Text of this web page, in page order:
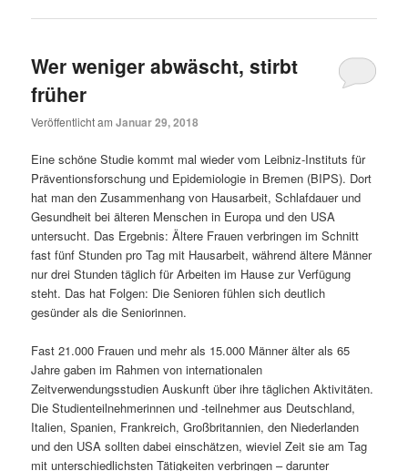
Wer weniger abwäscht, stirbt
früher
Veröffentlicht amJanuar 29, 2018
Eine schöne Studie kommt mal wieder vom Leibniz-Instituts für
Präventionsforschung und Epidemiologie in Bremen (BIPS). Dort
hat man den Zusammenhang von Hausarbeit, Schlafdauer und
Gesundheit bei älteren Menschen in Europa und den USA
untersucht. Das Ergebnis: Ältere Frauen verbringen im Schnitt
fast fünf Stunden pro Tag mit Hausarbeit, während ältere Männer
nur drei Stunden täglich für Arbeiten im Hause zur Verfügung
steht. Das hat Folgen: Die Senioren fühlen sich deutlich
gesünder als die Seniorinnen.
Fast 21.000 Frauen und mehr als 15.000 Männer älter als 65
Jahre gaben im Rahmen von internationalen
Zeitverwendungsstudien Auskunft über ihre täglichen Aktivitäten.
Die Studienteilnehmerinnen und -teilnehmer aus Deutschland,
Italien, Spanien, Frankreich, Großbritannien, den Niederlanden
und den USA sollten dabei einschätzen, wieviel Zeit sie am Tag
mit unterschiedlichsten Tätigkeiten verbringen – darunter